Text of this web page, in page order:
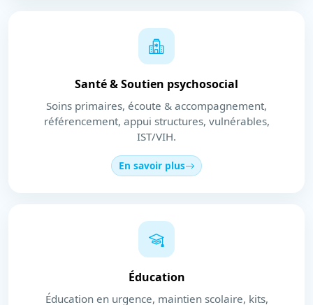
Santé & Soutien psychosocial
Soins primaires, écoute & accompagnement,
référencement, appui structures, vulnérables,
IST/VIH.
En savoir plus
Éducation
Éducation en urgence, maintien scolaire, kits,